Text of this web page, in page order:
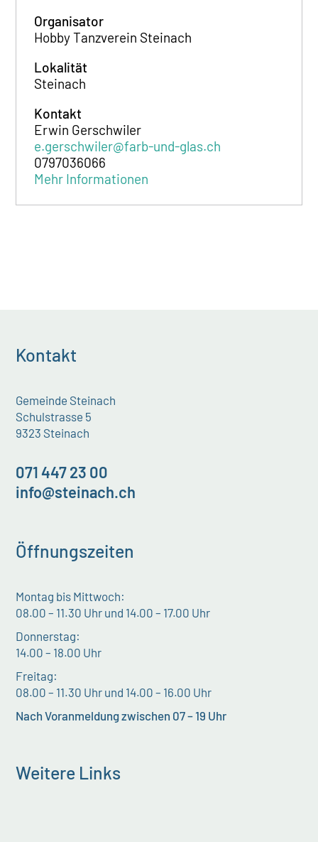
Organisator
Hobby Tanzverein Steinach
Lokalität
Steinach
Kontakt
Erwin Gerschwiler
e.gerschwiler@farb-und-glas.ch
0797036066
Mehr Informationen
Kontakt
Gemeinde Steinach
Schulstrasse 5
9323 Steinach
071 447 23 00
info@steinach.ch
Öffnungszeiten
Montag bis Mittwoch:
08.00 – 11.30 Uhr und 14.00 – 17.00 Uhr
Donnerstag:
14.00 – 18.00 Uhr
Freitag:
08.00 – 11.30 Uhr und 14.00 – 16.00 Uhr
Nach Voranmeldung zwischen 07 – 19 Uhr
Weitere Links